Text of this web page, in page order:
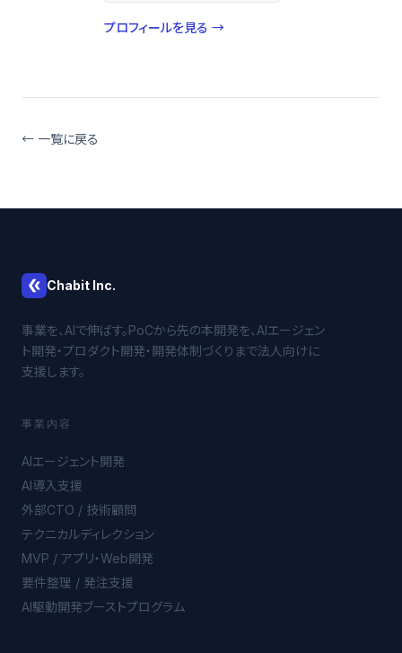
プロフィールを見る →
← 一覧に戻る
Chabit Inc.
事業を、AIで伸ばす。PoCから先の本開発を、AIエージェン
ト開発・プロダクト開発・開発体制づくりまで法人向けに
支援します。
事業内容
AIエージェント開発
AI導入支援
外部CTO / 技術顧問
テクニカルディレクション
MVP / アプリ・Web開発
要件整理 / 発注支援
AI駆動開発ブーストプログラム